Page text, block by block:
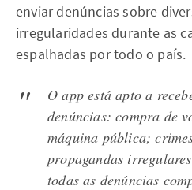
enviar denúncias sobre
irregularidades durante as
espalhadas por todo o país.
Oapp está apto a
denúncias: compra de
máquina pública;
propagandas
todas as denúncias